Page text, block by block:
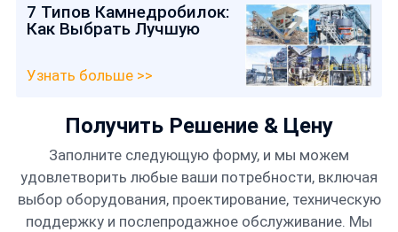
7 Типов Камнедробилок:
Как Выбрать Лучшую
Узнать больше >>
Получить Решение & Цену
Заполните следующую форму, и мы можем
удовлетворить любые ваши потребности, включая
выбор оборудования, проектирование, техническую
поддержку и послепродажное обслуживание. Мы